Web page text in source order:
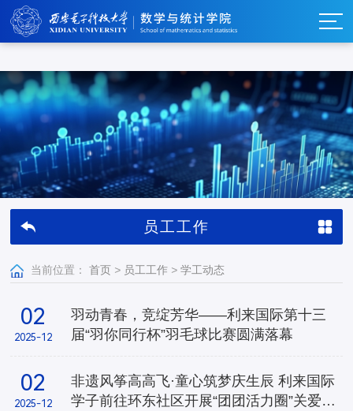
w66利来_w66利来·(集团)官方-首页
员工工作
当前位置： 首页 > 员工工作 > 学工动态
02
2025-12
羽动青春，竞绽芳华——利来国际第十三
届“羽你同行杯”羽毛球比赛圆满落幕
02
2025-12
非遗风筝高高飞·童心筑梦庆生辰 ​利来国际
学子前往环东社区开展“团团活力圈”关爱活